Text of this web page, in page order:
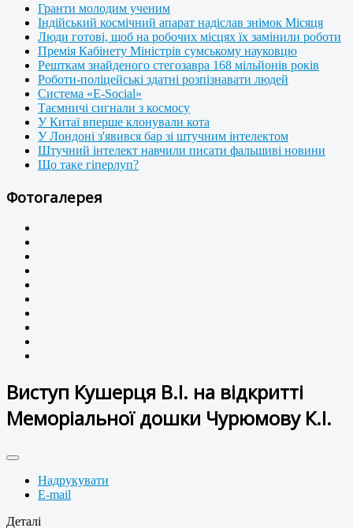
Гранти молодим ученим
Індійський космічний апарат надіслав знімок Місяця
Люди готові, щоб на робочих місцях їх замінили роботи
Премія Кабінету Міністрів сумському науковцю
Решткам знайденого стегозавра 168 мільйонів років
Роботи-поліцейські здатні розпізнавати людей
Система «E-Social»
Таємничі сигнали з космосу
У Китаї вперше клонували кота
У Лондоні з'явився бар зі штучним інтелектом
Штучний інтелект навчили писати фальшиві новини
Що таке гіперлуп?
Фотогалерея
Виступ Кушерця В.І. на відкритті
Меморіальної дошки Чурюмову К.І.
Надрукувати
E-mail
Деталі